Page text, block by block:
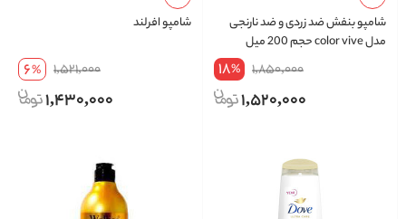
شامپو بنفش ضد زردی و ضد نارنجی
مدل color vive حجم 200 میل
1,850,000
18%
1,520,000
شامپو افرلند
1,521,000
6%
1,430,000